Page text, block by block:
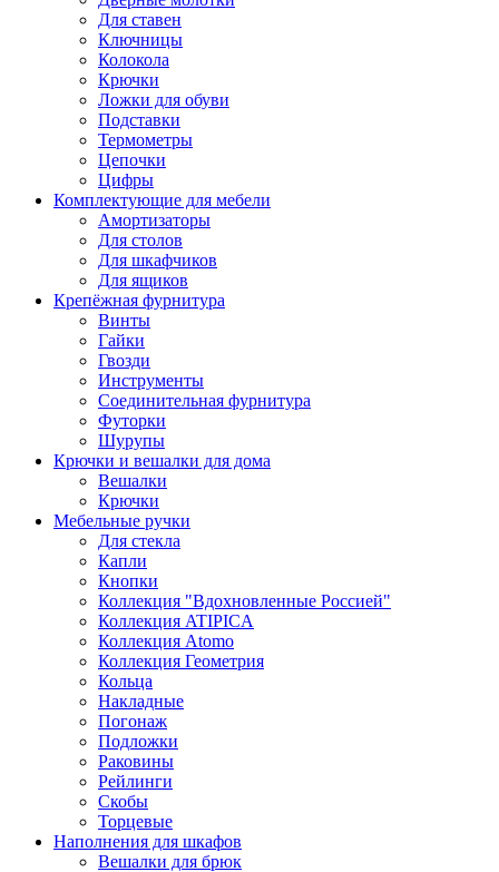
Для ставен
Ключницы
Колокола
Крючки
Ложки для обуви
Подставки
Термометры
Цепочки
Цифры
Комплектующие для мебели
Амортизаторы
Для столов
Для шкафчиков
Для ящиков
Крепёжная фурнитура
Винты
Гайки
Гвозди
Инструменты
Соединительная фурнитура
Футорки
Шурупы
Крючки и вешалки для дома
Вешалки
Крючки
Мебельные ручки
Для стекла
Капли
Кнопки
Коллекция "Вдохновленные Россией"
Коллекция ATIPICA
Коллекция Atomo
Коллекция Геометрия
Кольца
Накладные
Погонаж
Подложки
Раковины
Рейлинги
Скобы
Торцевые
Наполнения для шкафов
Вешалки для брюк